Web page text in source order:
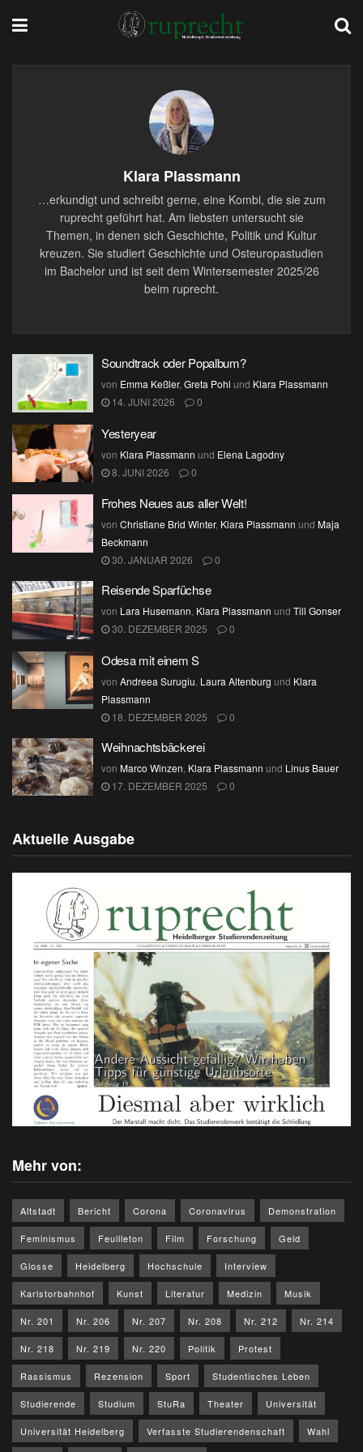
Klara Plassmann
…erkundigt und schreibt gerne, eine Kombi, die sie zum
ruprecht geführt hat. Am liebsten untersucht sie
Themen, in denen sich Geschichte, Politik und Kultur
kreuzen. Sie studiert Geschichte und Osteuropastudien
im Bachelor und ist seit dem Wintersemester 2025/26
beim ruprecht.
Soundtrack oder Popalbum?
von Emma Keßler, Greta Pohl und Klara Plassmann
14. JUNI 2026
0
Yesteryear
von Klara Plassmann und Elena Lagodny
8. JUNI 2026
0
Frohes Neues aus aller Welt!
von Christiane Brid Winter, Klara Plassmann und Maja
Beckmann
30. JANUAR 2026
0
Reisende Sparfüchse
von Lara Husemann, Klara Plassmann und Till Gonser
30. DEZEMBER 2025
0
Odesa mit einem S
von Andreea Surugiu, Laura Altenburg und Klara
Plassmann
18. DEZEMBER 2025
0
Weihnachtsbäckerei
von Marco Winzen, Klara Plassmann und Linus Bauer
17. DEZEMBER 2025
0
Aktuelle Ausgabe
Mehr von:
Altstadt Bericht Corona Coronavirus Demonstration
Feminismus Feuilleton Film Forschung Geld
Glosse Heidelberg Hochschule Interview
Karlstorbahnhof Kunst Literatur Medizin Musik
Nr. 201 Nr. 206 Nr. 207 Nr. 208 Nr. 212 Nr. 214
Nr. 218 Nr. 219 Nr. 220 Politik Protest
Rassismus Rezension Sport Studentisches Leben
Studierende Studium StuRa Theater Universität
Universität Heidelberg Verfasste Studierendenschaft Wahl